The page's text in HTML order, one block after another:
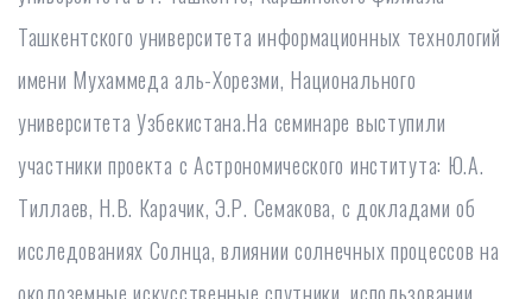
Ташкентского университета информационных технологий
имени Мухаммеда аль-Хорезми, Национального
университета Узбекистана.На семинаре выступили
участники проекта с Астрономического института: Ю.А.
Тиллаев, Н.В. Карачик, Э.Р. Семакова, с докладами об
исследованиях Солнца, влиянии солнечных процессов на